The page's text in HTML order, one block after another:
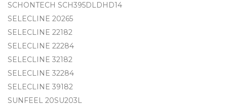
SCHONTECH SCH395DLDHD14
SELECLINE 20265
SELECLINE 22182
SELECLINE 22284
SELECLINE 32182
SELECLINE 32284
SELECLINE 39182
SUNFEEL 20SU203L